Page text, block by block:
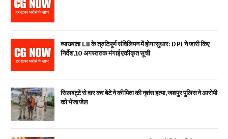
व्याख्याता LB के त्रुटिपूर्ण संविलियन में होगा सुधार: DPI ने जारी किए
निर्देश, 10 अगस्त तक मंगाई एकीकृत सूची
सिलबट्टे से वार कर बेटे ने की पिता की नृशंस हत्या, जशपुर पुलिस ने आरोपी
को भेजा जेल